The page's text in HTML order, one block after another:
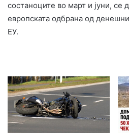
состаноците во март и јуни, се
европската одбрана од
ЕУ.